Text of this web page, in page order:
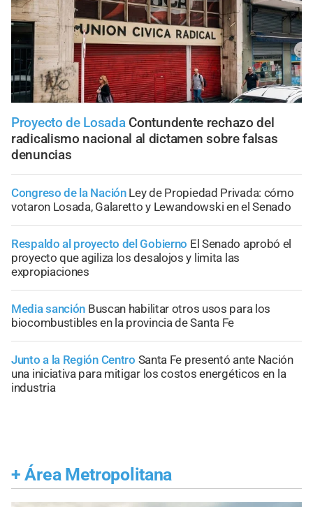
Proyecto de Losada Contundente rechazo del
radicalismo nacional al dictamen sobre falsas
denuncias
Congreso de la Nación Ley de Propiedad Privada: cómo
votaron Losada, Galaretto y Lewandowski en el Senado
Respaldo al proyecto del Gobierno El Senado aprobó el
proyecto que agiliza los desalojos y limita las
expropiaciones
Media sanción Buscan habilitar otros usos para los
biocombustibles en la provincia de Santa Fe
Junto a la Región Centro Santa Fe presentó ante Nación
una iniciativa para mitigar los costos energéticos en la
industria
+ Área Metropolitana